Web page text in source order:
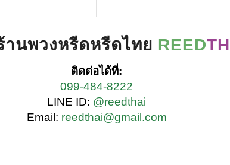
านพวงหรีดหรีดไทย REED
ติดต่อได้ที่:
099-484-8222
LINE ID: @reedthai
Email: reedthai@gmail.com